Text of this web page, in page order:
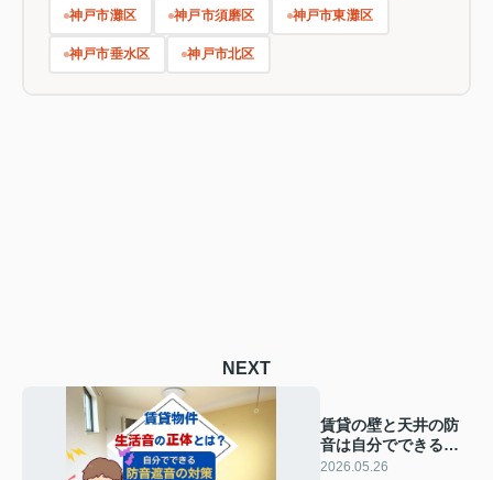
神戸市灘区 神戸市須磨区 神戸市東灘区
神戸市垂水区 神戸市北区
NEXT
賃貸の壁と天井の防
音は自分でできる？
生活音を減らす対策
2026.05.26